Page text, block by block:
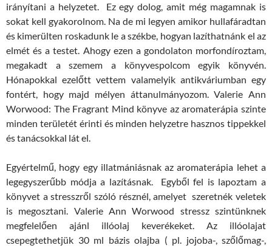
irányítani a helyzetet. Ez egy dolog, amit még magamnak is
sokat kell gyakorolnom. Na de mi legyen amikor hullafáradtan
és kimerülten roskadunk le a székbe, hogyan lazíthatnánk el az
elmét és a testet. Ahogy ezen a gondolaton morfondíroztam,
megakadt a szemem a könyvespolcom egyik könyvén.
Hónapokkal ezelőtt vettem valamelyik antikváriumban egy
fontért, hogy majd mélyen áttanulmányozom. Valerie Ann
Worwood: The Fragrant Mind könyve az aromaterápia szinte
minden területét érinti és minden helyzetre hasznos tippekkel
és tanácsokkal lát el.
Egyértelmű, hogy egy illatmániásnak az aromaterápia lehet a
legegyszerűbb módja a lazításnak. Egyből fel is lapoztam a
könyvet a stresszről szóló résznél, amelyet szeretnék veletek
is megosztani. Valerie Ann Worwood stressz szintünknek
megfelelően ajánl illóolaj keverékeket. Az illóolajat
csepegtethetjük 30 ml bázis olajba ( pl. jojoba-, szőlőmag-,